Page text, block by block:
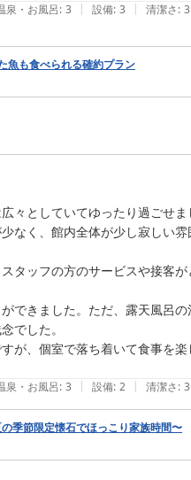
泉・お風呂: 3 | 設備: 3 | 清潔さ: 3
魚も食べられる確約プラン
々としていてゆったり過ごせ
なく、館内全体が少し寂しい
タッフの方のサービスや接客
できました。ただ、露天風呂
でした。
が、個室で落ち着いて食事を
泉・お風呂: 3 | 設備: 2 | 清潔さ: 3
季節限定懐石でほっこり家族時間〜